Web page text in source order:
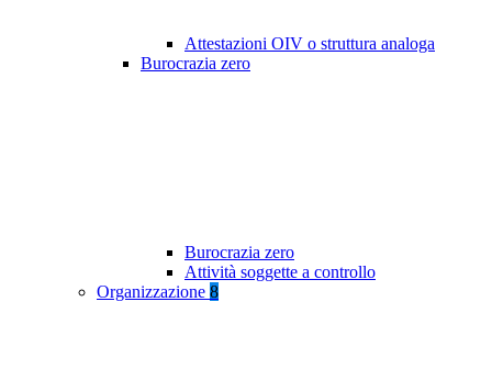
Attestazioni OIV o struttura analoga
Burocrazia zero
Burocrazia zero
Attività soggette a controllo
Organizzazione 8